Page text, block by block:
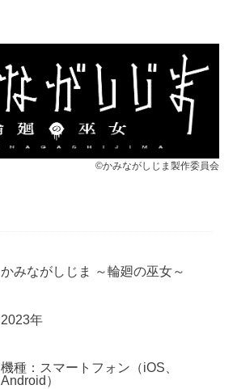
©かみながしじま製作委員会
かみながしじま ～輪廻の巫女～
2023年
機種：スマートフォン（iOS、
Android）